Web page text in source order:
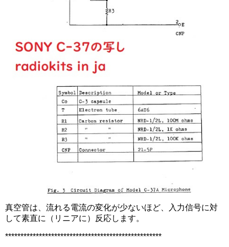
真空管は、流れる電流の変化が少ないほど、入力信号に対
して素直に（リニアに）反応します。
***************************************************